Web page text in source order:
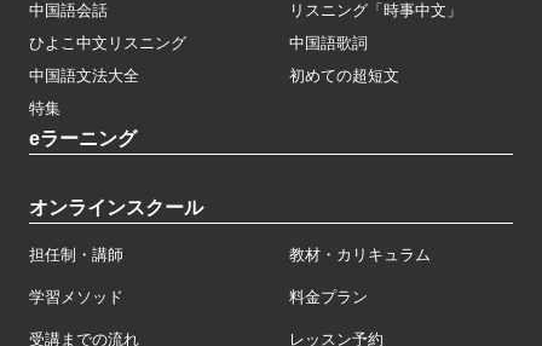
中国語会話
リスニング「時事中文」
ひよこ中文リスニング
中国語歌詞
中国語文法大全
初めての超短文
特集
eラーニング
オンラインスクール
担任制・講師 教材・カリキュラム
学習メソッド 料金プラン
受講までの流れ レッスン予約